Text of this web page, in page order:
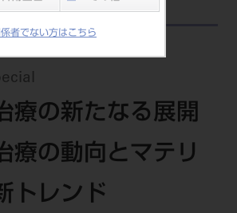
係者でない方はこちら
療の新たなる展開
療の動向とマテリ
トレンド
ユニット関連
装置関連
備機器
す
から探す
ら探す
ト
・イベント